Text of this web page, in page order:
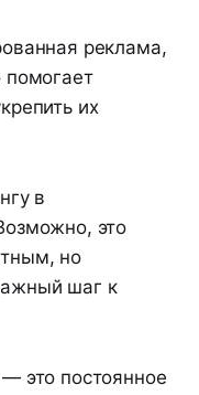
реклама,
помогает
их
в
это
но
шаг к
это постоянное